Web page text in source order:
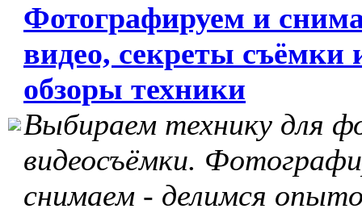
Фотографируем и
видео, секреты съёмки
обзоры техники
Выбираем технику для
видеосъёмки.
снимаем - делимся